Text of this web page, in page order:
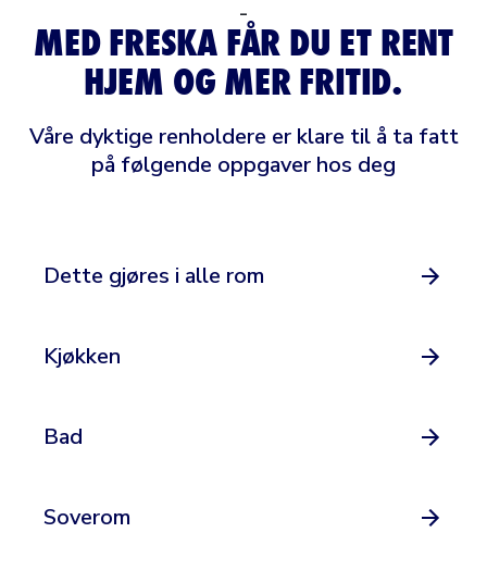
–
MED FRESKA FÅR DU ET RENT
HJEM OG MER FRITID.
Våre dyktige renholdere er klare til å ta fatt
på følgende oppgaver hos deg
Dette gjøres i alle rom
Kjøkken
Bad
Soverom